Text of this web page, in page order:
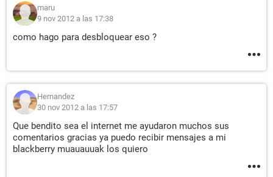
maru
9 nov 2012 a las 17:38
como hago para desbloquear eso ?
Hernandez
30 nov 2012 a las 17:57
Que bendito sea el internet me ayudaron muchos sus
comentarios gracias ya puedo recibir mensajes a mi
blackberry muauauuak los quiero